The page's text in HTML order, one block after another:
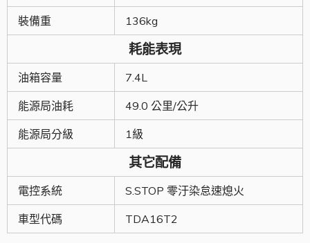
裝備重 136kg
耗能表現
油箱容量 7.4L
能源局油耗 49.0 公里/公升
能源局分級 1級
其它配備
電控系統 S.STOP 零汙染怠速熄火
車型代碼 TDA16T2